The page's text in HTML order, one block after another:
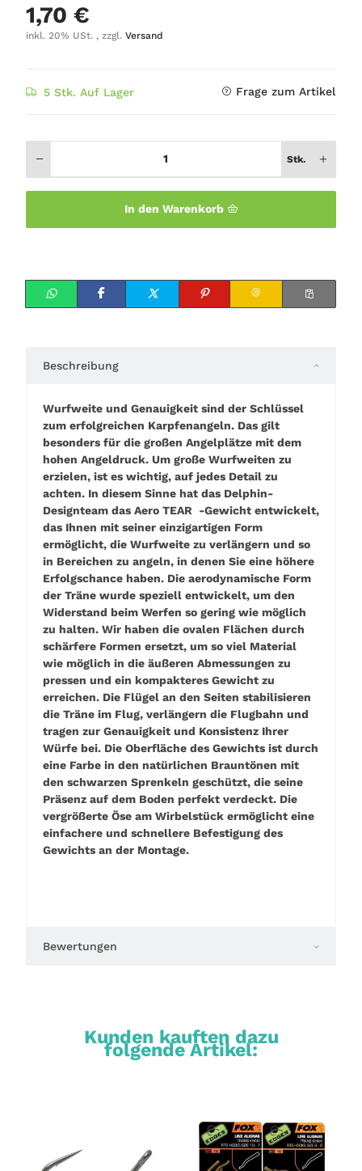
1,70 €
inkl. 20% USt. , zzgl. Versand
5 Stk. Auf Lager Frage zum Artikel
Stk.
In den Warenkorb
Beschreibung
Wurfweite und Genauigkeit sind der Schlüssel
zum erfolgreichen Karpfenangeln. Das gilt
besonders für die großen Angelplätze mit dem
hohen Angeldruck. Um große Wurfweiten zu
erzielen, ist es wichtig, auf jedes Detail zu
achten. In diesem Sinne hat das Delphin-
Designteam das Aero TEAR -Gewicht entwickelt,
das Ihnen mit seiner einzigartigen Form
ermöglicht, die Wurfweite zu verlängern und so
in Bereichen zu angeln, in denen Sie eine höhere
Erfolgschance haben. Die aerodynamische Form
der Träne wurde speziell entwickelt, um den
Widerstand beim Werfen so gering wie möglich
zu halten. Wir haben die ovalen Flächen durch
schärfere Formen ersetzt, um so viel Material
wie möglich in die äußeren Abmessungen zu
pressen und ein kompakteres Gewicht zu
erreichen. Die Flügel an den Seiten stabilisieren
die Träne im Flug, verlängern die Flugbahn und
tragen zur Genauigkeit und Konsistenz Ihrer
Würfe bei. Die Oberfläche des Gewichts ist durch
eine Farbe in den natürlichen Brauntönen mit
den schwarzen Sprenkeln geschützt, die seine
Präsenz auf dem Boden perfekt verdeckt. Die
vergrößerte Öse am Wirbelstück ermöglicht eine
einfachere und schnellere Befestigung des
Gewichts an der Montage.
Bewertungen
Kunden kauften dazu
folgende Artikel: